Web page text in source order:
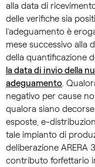
alla data di
delle verifiche sia
l’adeguamento è
mese successivo alla
della quantificazione
la data di invio della
adeguamento.
negativo per cause
qualora siano
esposte, e-
tale impianto di
deliberazione
contributo forfettario